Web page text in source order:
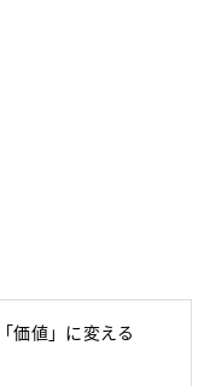
価値」に変える